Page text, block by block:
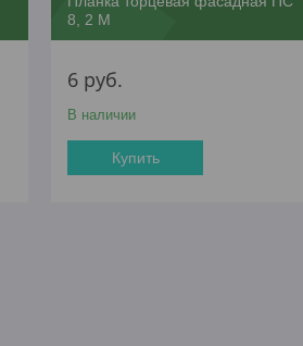
8, 2 М
6 руб.
В наличии
Купить